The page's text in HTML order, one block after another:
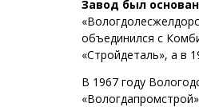
Завод был основан
объединился с
«Стройдеталь», а в
В 1967 году